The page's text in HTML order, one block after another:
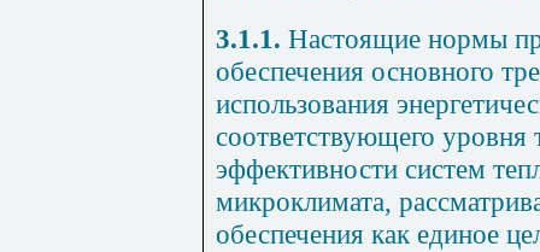
3.1.1. Настоящие нормы
обеспечения основного
использования
соответствующего
эффективности систем
микроклимата,
обеспечения как единое